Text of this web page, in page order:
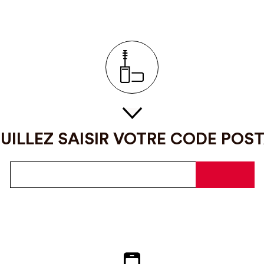
SAISIR VOTRE CODE